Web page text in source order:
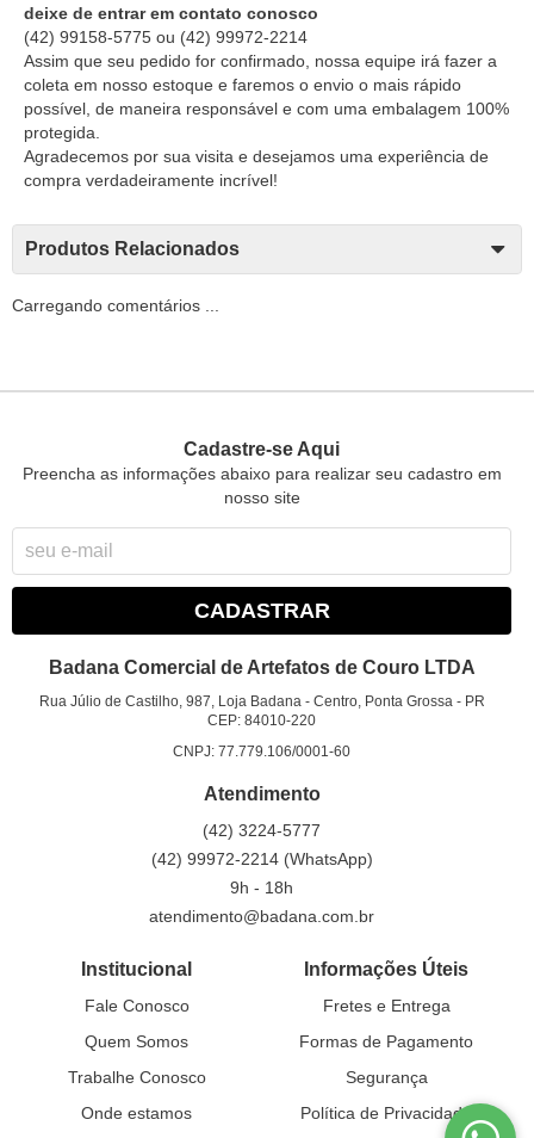
deixe de entrar em contato conosco
(42) 99158-5775 ou (42) 99972-2214
Assim que seu pedido for confirmado, nossa equipe irá fazer a
coleta em nosso estoque e faremos o envio o mais rápido
possível, de maneira responsável e com uma embalagem 100%
protegida.
Agradecemos por sua visita e desejamos uma experiência de
compra verdadeiramente incrível!
Produtos Relacionados
Carregando comentários ...
Cadastre-se Aqui
Preencha as informações abaixo para realizar seu cadastro em
nosso site
CADASTRAR
Badana Comercial de Artefatos de Couro LTDA
Rua Júlio de Castilho, 987, Loja Badana - Centro, Ponta Grossa - PR
CEP: 84010-220
CNPJ: 77.779.106/0001-60
Atendimento
(42) 3224-5777
(42) 99972-2214 (WhatsApp)
9h - 18h
atendimento@badana.com.br
Institucional
Fale Conosco
Quem Somos
Trabalhe Conosco
Onde estamos
Informações Úteis
Fretes e Entrega
Formas de Pagamento
Segurança
Política de Privacidade